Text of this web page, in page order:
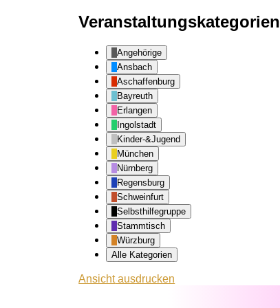
Veranstaltungskategorien
Angehörige
Ansbach
Aschaffenburg
Bayreuth
Erlangen
Ingolstadt
Kinder-&Jugend
München
Nürnberg
Regensburg
Schweinfurt
Selbsthilfegruppe
Stammtisch
Würzburg
Alle Kategorien
Ansichtausdrucken